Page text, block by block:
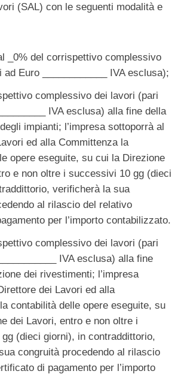
(SAL) con le seguenti modalità e
_0% del corrispettivo complessivo
Euro ____________ IVA esclusa);
complessivo dei lavori (pari
IVA esclusa) alla fine della
impianti; l’impresa sottoporrà al
ed alla Committenza la
opere eseguite, su cui la Direzione
e non oltre i successivi 10 gg (dieci
verificherà la sua
al rilascio del relativo
per l’importo contabilizzato.
complessivo dei lavori (pari
IVA esclusa) alla fine
dei rivestimenti; l’impresa
dei Lavori ed alla
contabilità delle opere eseguite, su
dei Lavori, entro e non oltre i
(dieci giorni), in contraddittorio,
congruità procedendo al rilascio
di pagamento per l’importo